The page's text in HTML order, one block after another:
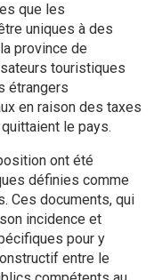
que les
uniques à des
province de
touristiques
étrangers
en raison des taxes
le pays.
ont été
définies comme
Ces documents, qui
incidence et
pour y
entre le